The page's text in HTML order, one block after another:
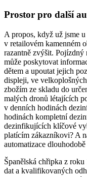
Prostor pro další
A propos, když už jsme
v retailovém kamenném
razantně zvýšit. Pojízdný
může poskytovat
dětem a upoutat jejich
displeji, ve
zbožím ze skladu do
malých dronů létajících
v denních hodinách
hodinách kompletní
dezinfikujících klíčové
platícím zákazníkovi? A
automatizace
Španělská chřipka z
dat a kvalifikovaných